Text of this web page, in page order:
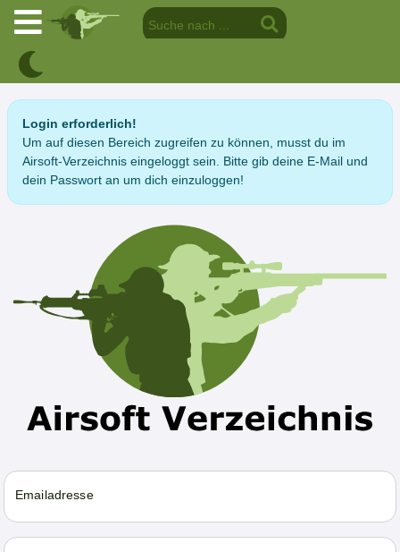
Login erforderlich!
Um auf diesen Bereich zugreifen zu können, musst du im
Airsoft-Verzeichnis eingeloggt sein. Bitte gib deine E-Mail und
dein Passwort an um dich einzuloggen!
Emailadresse